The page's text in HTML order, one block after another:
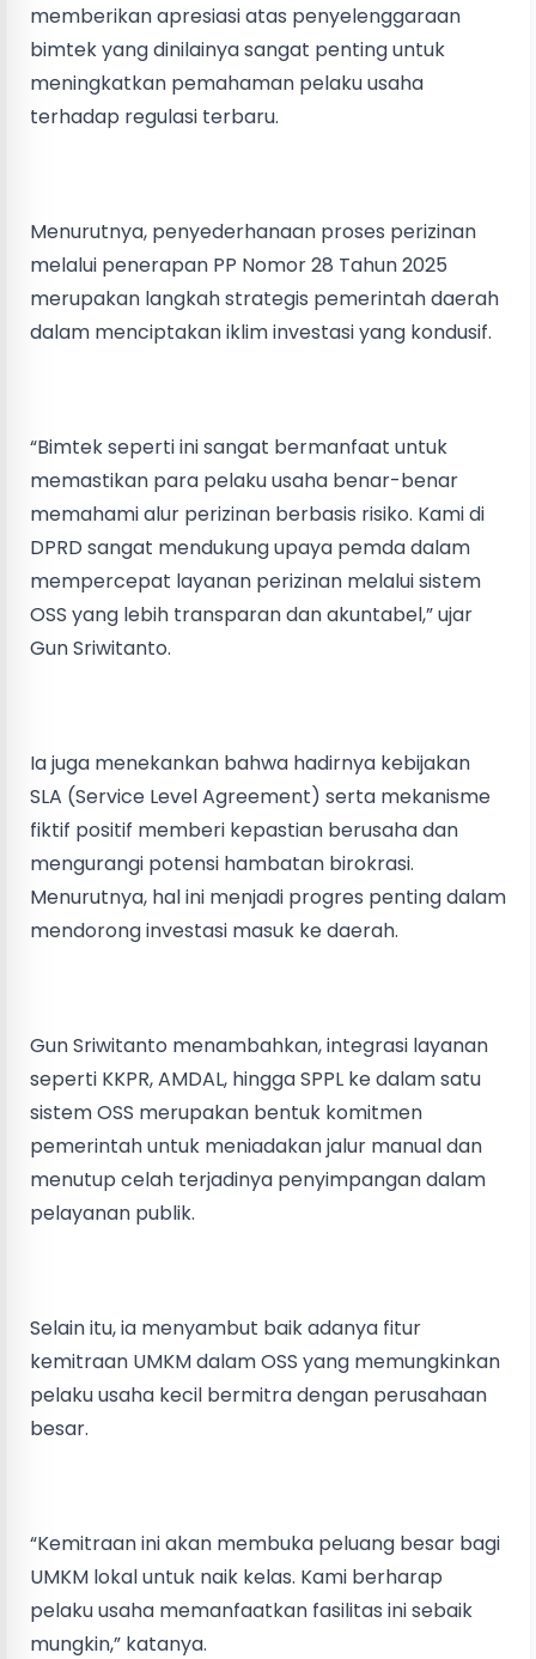
memberikan apresiasi atas penyelenggaraan
bimtek yang dinilainya sangat penting untuk
meningkatkan pemahaman pelaku usaha
terhadap regulasi terbaru.
Menurutnya, penyederhanaan proses perizinan
melalui penerapan PP Nomor 28 Tahun 2025
merupakan langkah strategis pemerintah daerah
dalam menciptakan iklim investasi yang kondusif.
“Bimtek seperti ini sangat bermanfaat untuk
memastikan para pelaku usaha benar-benar
memahami alur perizinan berbasis risiko. Kami di
DPRD sangat mendukung upaya pemda dalam
mempercepat layanan perizinan melalui sistem
OSS yang lebih transparan dan akuntabel,” ujar
Gun Sriwitanto.
Ia juga menekankan bahwa hadirnya kebijakan
SLA (Service Level Agreement) serta mekanisme
fiktif positif memberi kepastian berusaha dan
mengurangi potensi hambatan birokrasi.
Menurutnya, hal ini menjadi progres penting dalam
mendorong investasi masuk ke daerah.
Gun Sriwitanto menambahkan, integrasi layanan
seperti KKPR, AMDAL, hingga SPPL ke dalam satu
sistem OSS merupakan bentuk komitmen
pemerintah untuk meniadakan jalur manual dan
menutup celah terjadinya penyimpangan dalam
pelayanan publik.
Selain itu, ia menyambut baik adanya fitur
kemitraan UMKM dalam OSS yang memungkinkan
pelaku usaha kecil bermitra dengan perusahaan
besar.
“Kemitraan ini akan membuka peluang besar bagi
UMKM lokal untuk naik kelas. Kami berharap
pelaku usaha memanfaatkan fasilitas ini sebaik
mungkin,” katanya.